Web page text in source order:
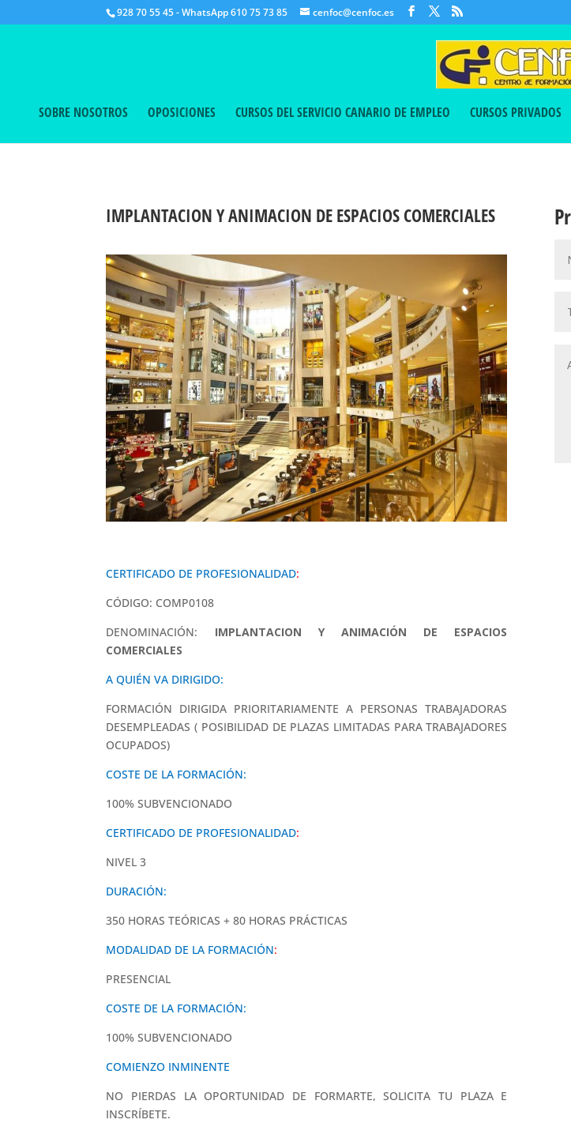
928 70 55 45 - WhatsApp 610 75 73 85 cenfoc@cenfoc.es
SOBRE NOSOTROS OPOSICIONES CURSOS DEL SERVICIO CANARIO DE EMPLEO CURSOS PRIVADOS
IMPLANTACION Y ANIMACION DE ESPACIOS COMERCIALES
CERTIFICADO DE PROFESIONALIDAD:
CÓDIGO: COMP0108
DENOMINACIÓN: IMPLANTACION Y ANIMACIÓN DE ESPACIOS
COMERCIALES
A QUIÉN VA DIRIGIDO:
FORMACIÓN DIRIGIDA PRIORITARIAMENTE A PERSONAS TRABAJADORAS
DESEMPLEADAS ( POSIBILIDAD DE PLAZAS LIMITADAS PARA TRABAJADORES
OCUPADOS)
COSTE DE LA FORMACIÓN:
100% SUBVENCIONADO
CERTIFICADO DE PROFESIONALIDAD:
NIVEL 3
DURACIÓN:
350 HORAS TEÓRICAS + 80 HORAS PRÁCTICAS
MODALIDAD DE LA FORMACIÓN:
PRESENCIAL
COSTE DE LA FORMACIÓN:
100% SUBVENCIONADO
COMIENZO INMINENTE
NO PIERDAS LA OPORTUNIDAD DE FORMARTE, SOLICITA TU PLAZA E
INSCRÍBETE.